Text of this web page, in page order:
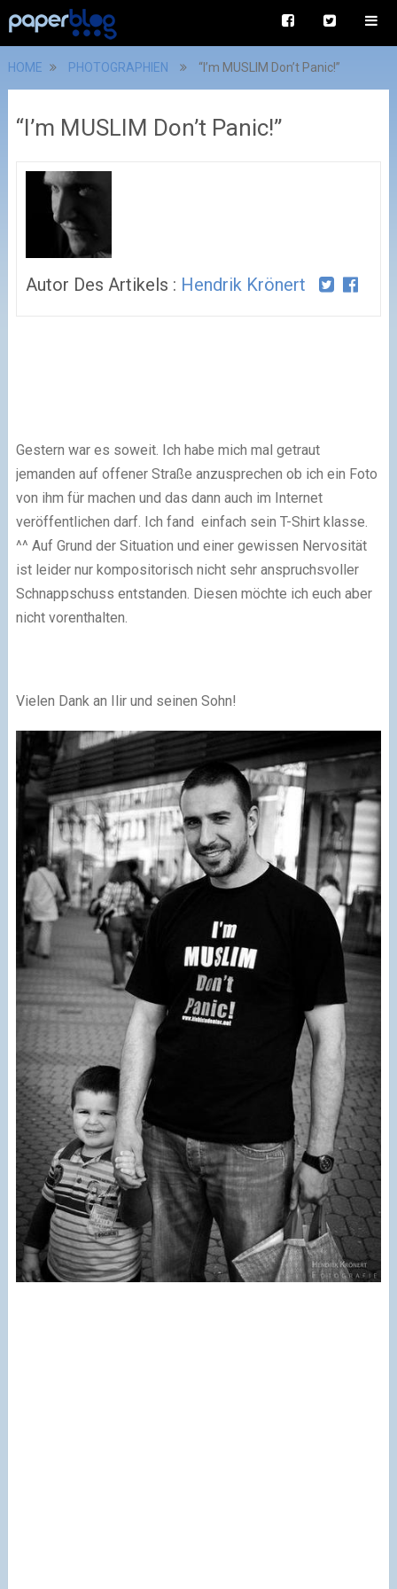
HOME PHOTOGRAPHIEN “I’m MUSLIM Don’t Panic!”
“I’m MUSLIM Don’t Panic!”
Autor Des Artikels : Hendrik Krönert
Gestern war es soweit. Ich habe mich mal getraut
jemanden auf offener Straße anzusprechen ob ich ein Foto
von ihm für machen und das dann auch im Internet
veröffentlichen darf. Ich fand einfach sein T-Shirt klasse.
^^ Auf Grund der Situation und einer gewissen Nervosität
ist leider nur kompositorisch nicht sehr anspruchsvoller
Schnappschuss entstanden. Diesen möchte ich euch aber
nicht vorenthalten.
Vielen Dank an Ilir und seinen Sohn!